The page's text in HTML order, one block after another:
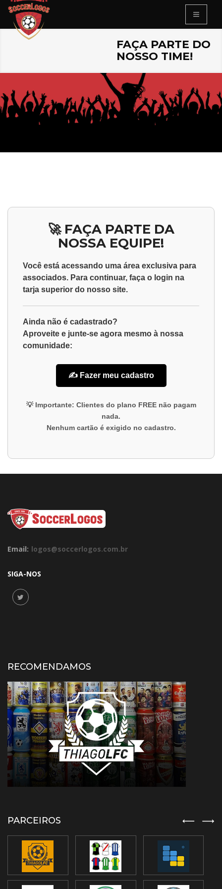
FAÇA PARTE DO
NOSSO TIME!
🚀 FAÇA PARTE DA
NOSSA EQUIPE!
Você está acessando uma área exclusiva para
associados. Para continuar, faça o login na
tarja superior do nosso site.
Ainda não é cadastrado?
Aproveite e junte-se agora mesmo à nossa
comunidade:
✍️ Fazer meu cadastro
💡 Importante: Clientes do plano FREEnão pagam
nada.
Nenhum cartão é exigido no cadastro.
Email: logos@soccerlogos.com.br
SIGA-NOS
RECOMENDAMOS
PARCEIROS